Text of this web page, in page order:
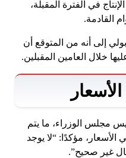
في الفترة المقبلة،
القادمة.
إلى أنه من المتوقع أن
خلال العامين المقبلين.
مجلس الوزراء، ما يتم
مؤكدًا: “لا يوجد
غير صحيح”.